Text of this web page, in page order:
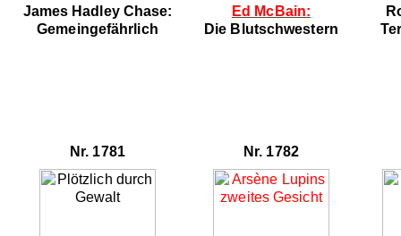
James Hadley Chase:
Gemeingefährlich
Ed McBain:
Die Blutschwestern
Nr. 1781 Nr. 1782